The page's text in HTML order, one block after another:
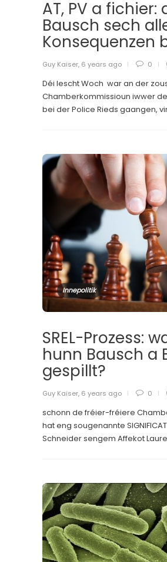
AT, PV a
Bausch sech
Konsequenzen
Guy Kaiser, 6 years ago 0
Déi lescht Woch war an der
Chamberkommissioun iwwer
bei der Police Rieds gaangen,
Innepolitik
SREL-Prozess:
hunn Bausch a
gespillt?
Guy Kaiser, 6 years ago 0
schonn de fréier-fréiere
hat eng sougenannte
Schneider sengem Affekot